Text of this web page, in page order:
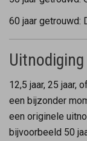
60 jaar getrouwd:
12,5 jaar, 25 jaar,
een bijzonder
een originele
bijvoorbeeld 50